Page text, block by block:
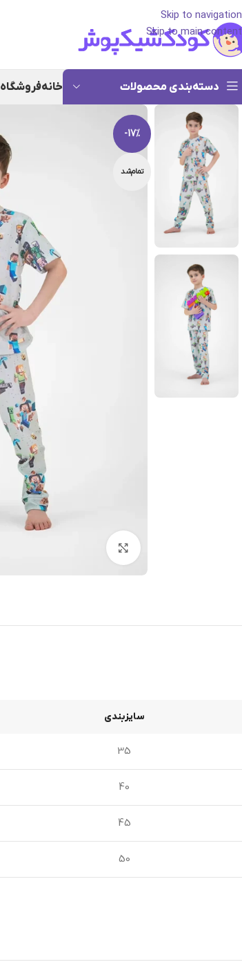
Skip to navigation
Skip to main content
دسته‌بندی محصولات خانهفروشگاه
-17%
تمام‌شد
سایزبندی
35
40
45
50